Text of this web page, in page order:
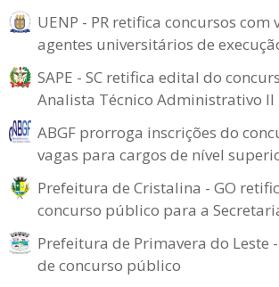
UENP - PR retifica concursos com
agentes universitários de
SAPE - SC retifica edital do
Analista Técnico Administrativo II
ABGF prorroga inscrições do
vagas para cargos de nível
Prefeitura de Cristalina - GO
concurso público para a
Prefeitura de Primavera do Leste
de concurso público